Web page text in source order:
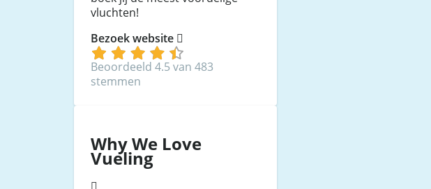
vluchten!
Bezoek website
Beoordeeld 4.5 van 483
stemmen
Why We Love
Vueling